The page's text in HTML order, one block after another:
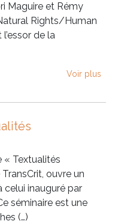
Maguire et Rémy
Rights/Human
de la
Voir plus
« Textualités
ouvre un
celui inauguré par
séminaire est une
(…)